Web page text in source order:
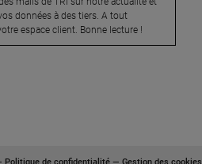
données à des tiers. A tout
espace client. Bonne lecture !
Politique de confidentialité — Gestion des cookies